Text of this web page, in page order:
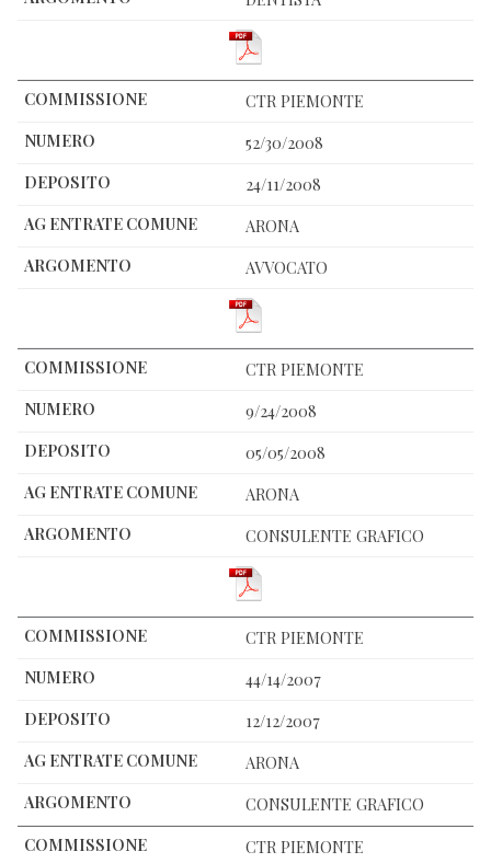
CTR PIEMONTE
52/30/2008
24/11/2008
ARONA
AVVOCATO
CTR PIEMONTE
9/24/2008
05/05/2008
ARONA
CONSULENTE GRAFICO
CTR PIEMONTE
44/14/2007
12/12/2007
ARONA
CONSULENTE GRAFICO
CTR PIEMONTE